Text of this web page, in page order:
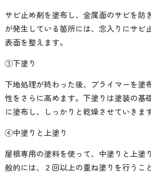
サビ止め剤を塗布し、金属面のサビを防
が発生している箇所には、念入りにサビ
表面を整えます。
③下塗り
下地処理が終わった後、プライマーを塗
性をさらに高めます。下塗りは塗装の基
に塗布し、しっかりと乾燥させていきます
④中塗りと上塗り
屋根専用の塗料を使って、中塗りと上塗
般的には、２回以上の重ね塗りを行うこ